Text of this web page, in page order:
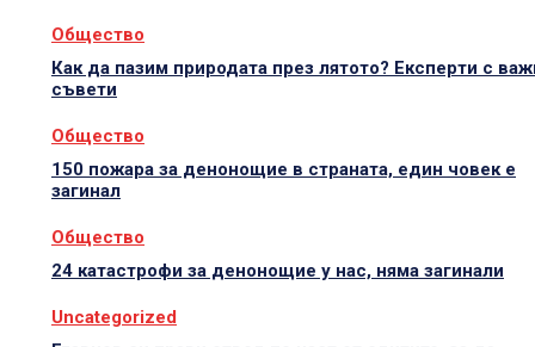
Общество
Как да пазим природата през лятото? Експерти с
съвети
Общество
150 пожара за денонощие в страната, един човек е
загинал
Общество
24 катастрофи за денонощие у нас, няма загинали
Uncategorized